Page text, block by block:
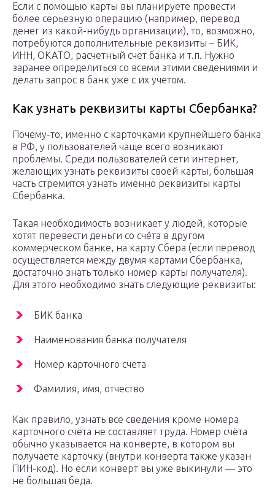
Если с помощью карты вы планируете провести
более серьезную операцию (например, перевод
денег из какой-нибудь организации), то, возможно,
потребуются дополнительные реквизиты – БИК,
ИНН, ОКАТО, расчетный счет банка и т.п. Нужно
заранее определиться со всеми этими сведениями и
делать запрос в банк уже с их учетом.
Как узнать реквизиты карты Сбербанка?
Почему-то, именно с карточками крупнейшего банка
в РФ, у пользователей чаще всего возникают
проблемы. Среди пользователей сети интернет,
желающих узнать реквизиты своей карты, большая
часть стремится узнать именно реквизиты карты
Сбербанка.
Такая необходимость возникает у людей, которые
хотят перевести деньги со счёта в другом
коммерческом банке, на карту Сбера (если перевод
осуществляется между двумя картами Сбербанка,
достаточно знать только номер карты получателя).
Для этого необходимо знать следующие реквизиты:
БИК банка
Наименования банка получателя
Номер карточного счета
Фамилия, имя, отчество
Как правило, узнать все сведения кроме номера
карточного счёта не составляет труда. Номер счёта
обычно указывается на конверте, в котором вы
получаете карточку (внутри конверта также указан
ПИН-код). Но если конверт вы уже выкинули — это
не большая беда.